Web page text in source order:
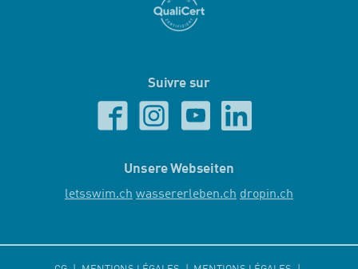
Suivre sur
Unsere Webseiten
letsswim.ch wassererleben.ch dropin.ch